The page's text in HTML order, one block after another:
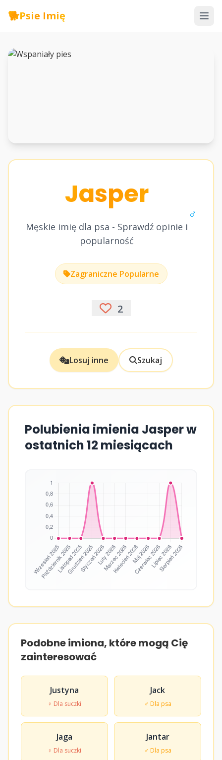
🐕Psie Imię
Jasper
Męskie imię dla psa - Sprawdź opinie i
popularność
♂
Zagraniczne Popularne
2
Losuj inne Szukaj
Polubienia imienia Jasper w
ostatnich 12 miesiącach
Podobne imiona, które mogą Cię
zainteresować
Justyna
♀ Dla suczki
Jack
♂ Dla psa
Jaga
♀ Dla suczki
Jantar
♂ Dla psa